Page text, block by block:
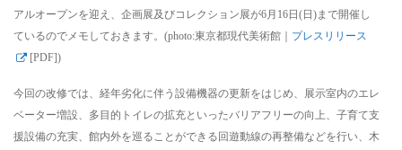
アルオープンを迎え、企画展及びコレクション展が6月16日(日)まで開催し
ているのでメモしておきます。(photo:東京都現代美術館｜ プレスリリース
[PDF])
今回の改修では、経年劣化に伴う設備機器の更新をはじめ、展示室内のエレ
ベーター増設、多目的トイレの拡充といったバリアフリーの向上、子育て支
援設備の充実、館内外を巡ることができる回遊動線の再整備などを行い、木